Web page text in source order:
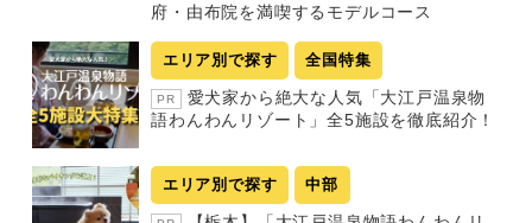
府・由布院を満喫するモデルコース
エリア別で探す 全国特集
PR
愛犬家から絶大な人気「大江戸温泉物
語わんわんリゾート」全5施設を徹底紹介！
エリア別で探す 中部